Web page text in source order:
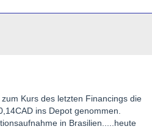
Kurs des letzten Financings die
ins Depot genommen.
in Brasilien.....heute